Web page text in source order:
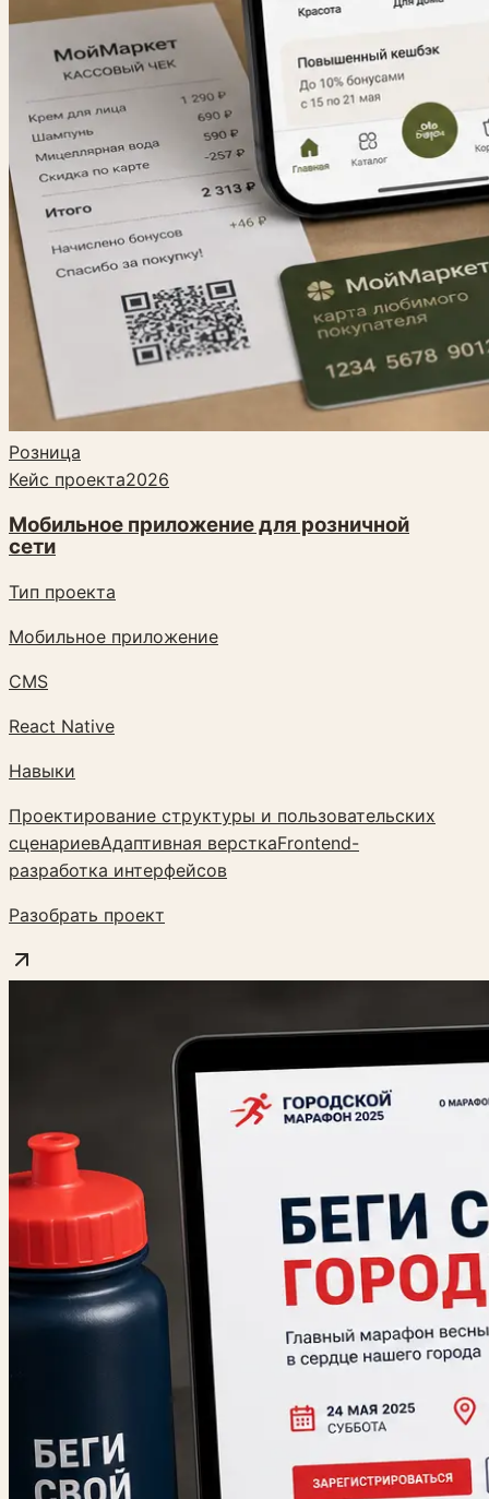
Розница
Кейс проекта2026
Мобильное приложение для розничной
сети
Тип проекта
Мобильное приложение
CMS
React Native
Навыки
Проектирование структуры и пользовательских
сценариевАдаптивная версткаFrontend-
разработка интерфейсов
Разобрать проект